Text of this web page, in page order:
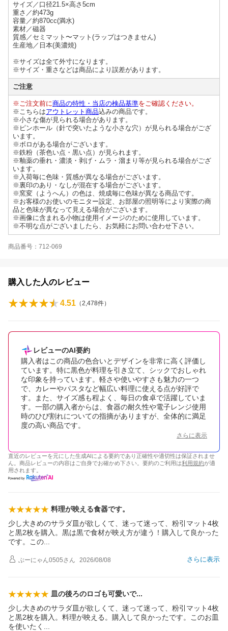
サイズ／口径21.5×高さ5cm
重さ／約473g
容量／約870cc(満水)
素材／磁器
質感／セミマット〜マット(ラップはつきません)
生産地／日本(美濃焼)
※サイズは全て外寸になります。
※サイズ・重さなどは商品により誤差があります。
ご注意
※ご注文前に商品の特性・当店の検品基準をご確認ください。
※こちらはアウトレット商品込みの商品です。
※小さな傷が見られる場合があります。
※ピンホール（針で突いたような小さな穴）が見られる場合がござ
います。
※ボロがある場合がございます。
※鉄粉（茶色い点・黒い点）が見られます。
※釉薬の垂れ・濃淡・剥げ・ムラ・溜まり等が見られる場合がござ
います。
※入荷毎に色味・質感が異なる場合がございます。
※裏印のあり・なしが混在する場合がございます。
※窯変（ようへん）の色は、焼成毎に色味が異なる商品です。
※お客様のお使いのモニター設定、お部屋の照明等により実際の商
品と色味が異なって見える場合がございます。
※画像に含まれる小物は使用イメージのために使用しています。
※不明な点がございましたら、お気軽にお問い合わせ下さい。
商品番号：712-069
購入した人のレビュー
4.51 （2,478件）
レビューのAI要約
購入者はこの商品の色合いとデザインを非常に高く評価し
ています。特に黒色が料理を引き立て、シックでおしゃれ
な印象を持っています。軽さや使いやすさも魅力の一つ
で、カレーやパスタなど幅広い料理に使える点が好評で
す。また、サイズ感も程よく、毎日の食卓で活躍していま
す。一部の購入者からは、食器の耐久性や電子レンジ使用
時のひび割れについての指摘がありますが、全体的に満足
度の高い商品です。
さらに表示
直近のレビューを元にした生成AIによる要約であり正確性や適切性は保証されませ
ん。商品レビューの内容はご自身でお確かめ下さい。要約のご利用は利用規約が適
用されます。
料理が映える食器です。
少し大きめのサラダ皿が欲しくて、迷って迷って、粉引マット4枚
と黒2枚を購入。黒は黒で食材が映え方が違う！購入して良かった
です。こ の
さらに表示
ぶーにゃん0505さん 2026/08/08
皿の後ろのロゴも可愛いで
少し大きめのサラダ皿が欲しくて、迷って迷って、粉引マット4枚
と黒2枚を購入。料理が映える。購入して良かったです。このお皿
を使いた く